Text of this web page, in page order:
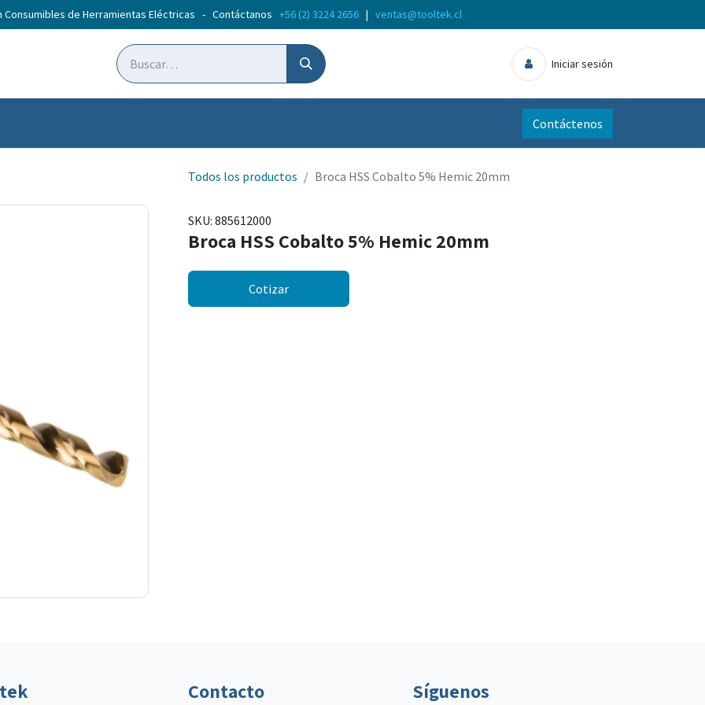
Consumibles de Herramientas Eléctricas - Contáctanos +56 (2) 3224 2656 | ventas@tooltek.cl
Iniciar sesión
Contáctenos
Todos los productos Broca HSS Cobalto 5% Hemic 20mm
SKU: 885612000
Broca HSS Cobalto 5% Hemic 20mm
Cotizar
Contacto Síguenos